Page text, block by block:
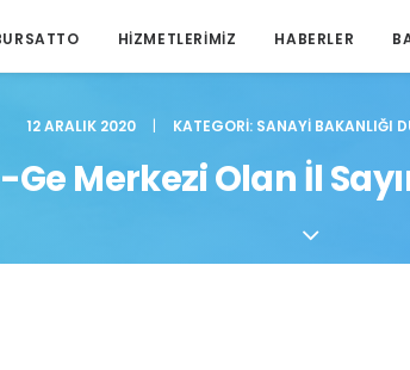
HIZMETLERIMIZ HABERLER
12 ARALIK 2020 | KATEGORI: SANAYI BAKANLIĞI
Merkezi Olan İl